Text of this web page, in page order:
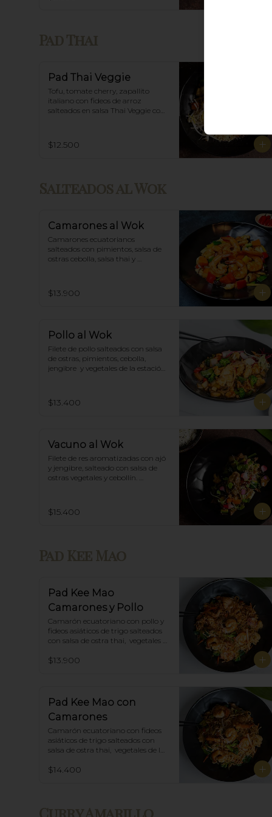
Pad Thai Veggie
Tofu, tomate cherry, zapallito
italiano con fideos de arroz
salteados en salsa Thai Veggie con
$12.500
Salteados al Wok
Camarones al Wok
Camarones ecuatorianos
salteados con pimientos, salsa de
ostras cebolla, salsa thai y
$13.900
Pollo al Wok
Filete de pollo salteados con salsa
de ostras, pimientos, cebolla,
jengibre  y vegetales de la estación,
$13.400
Vacuno al Wok
Filete de res aromatizadas con ajó
y jengibre, salteado con salsa de
ostras vegetales y cebollín.
$15.400
Pad Kee Mao
Camarones y Pollo
Camarón ecuatoriano con pollo y
fideos asiáticos de trigo salteados
con salsa de ostra thai,  vegetales
$13.900
Pad Kee Mao con
Camarones
Camarón ecuatoriano con fideos
asiáticos de trigo salteados con
salsa de ostra thai,  vegetales de la
$14.400